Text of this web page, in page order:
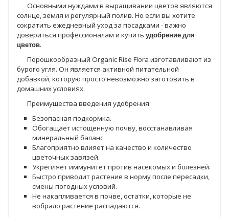
Основными нуждами в выращивании цветов являются
солнце, земля и регулярный полив. Но если вы хотите
сократить ежедневный уход за посадками - важно
довериться профессионалам и купить удобрение для
цветов.
Порошкообразный Organic Rise Flora изготавливают из
бурого угля. Он является активной питательной
добавкой, которую просто невозможно заготовить в
домашних условиях.
Преимущества введения удобрения:
Безопасная подкормка.
Обогащает истощенную почву, восстанавливая
минеральный баланс.
Благоприятно влияет на качество и количество
цветочных завязей.
Укрепляет иммунитет против насекомых и болезней.
Быстро приводит растение в норму после пересадки,
смены погодных условий.
Не накапливается в почве, остатки, которые не
вобрало растение распадаются.